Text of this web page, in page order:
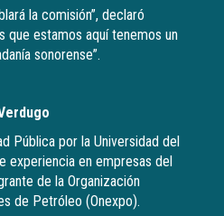
la comisión”, declaró
que estamos aquí tenemos un
sonorense”.
Pública por la Universidad del
experiencia en empresas del
de la Organización
de Petróleo (Onexpo).